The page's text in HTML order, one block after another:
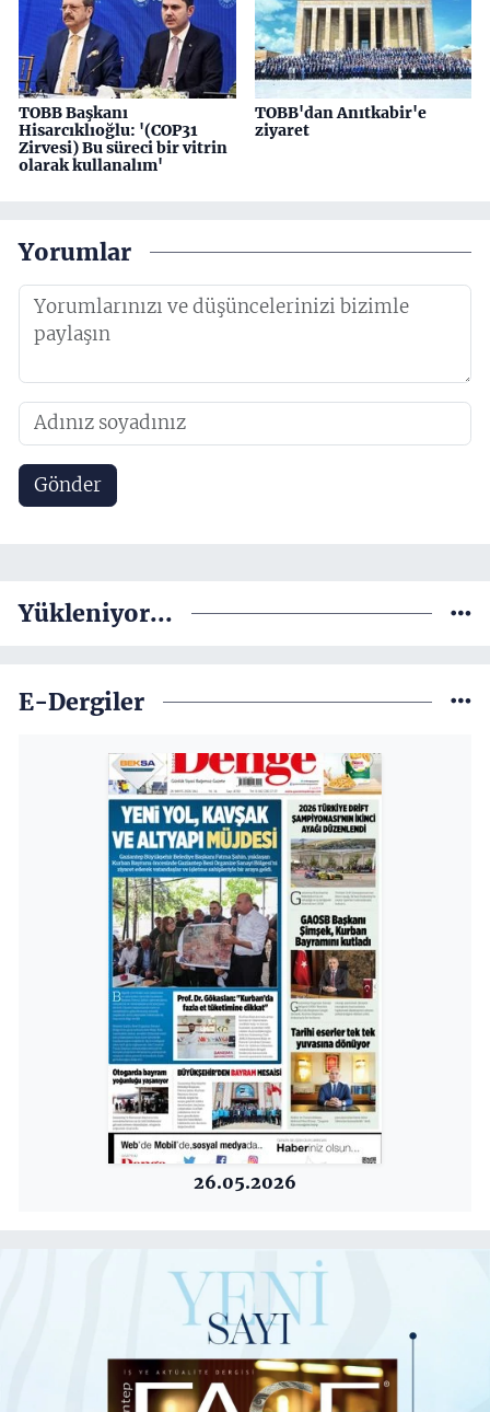
TOBB Başkanı
Hisarcıklıoğlu: '(COP31
Zirvesi) Bu süreci bir vitrin
olarak kullanalım'
TOBB'dan Anıtkabir'e
ziyaret
Yorumlar
Gönder
Yükleniyor...
E-Dergiler
26.05.2026